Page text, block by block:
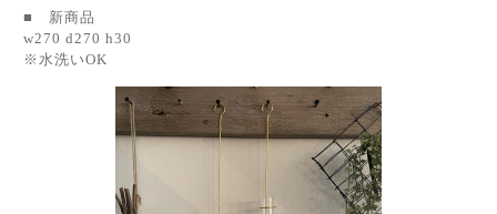
■ 新商品
w270 d270 h30
※水洗いOK